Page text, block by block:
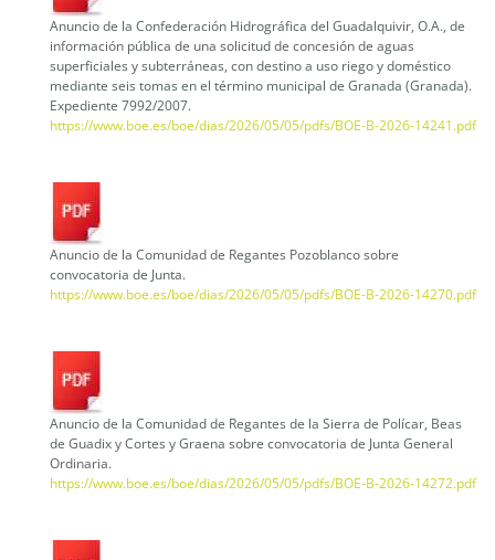
Anuncio de la Confederación Hidrográfica del Guadalquivir, O.A., de
información pública de una solicitud de concesión de aguas
superficiales y subterráneas, con destino a uso riego y doméstico
mediante seis tomas en el término municipal de Granada (Granada).
Expediente 7992/2007.
https://www.boe.es/boe/dias/2026/05/05/pdfs/BOE-B-2026-14241.pdf
Anuncio de la Comunidad de Regantes Pozoblanco sobre
convocatoria de Junta.
https://www.boe.es/boe/dias/2026/05/05/pdfs/BOE-B-2026-14270.pdf
Anuncio de la Comunidad de Regantes de la Sierra de Polícar, Beas
de Guadix y Cortes y Graena sobre convocatoria de Junta General
Ordinaria.
https://www.boe.es/boe/dias/2026/05/05/pdfs/BOE-B-2026-14272.pdf